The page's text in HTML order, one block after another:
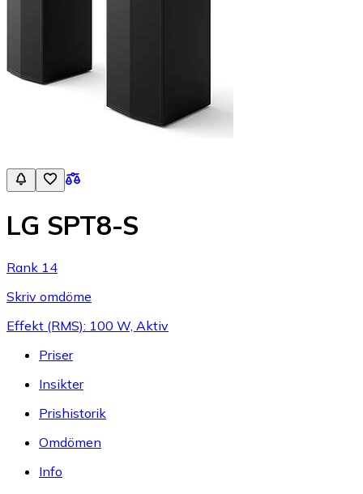
LG SPT8-S
Rank 14
Skriv omdöme
Effekt (RMS): 100 W, Aktiv
Priser
Insikter
Prishistorik
Omdömen
Info